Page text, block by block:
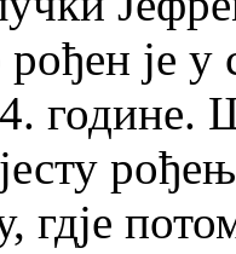
је у
године.